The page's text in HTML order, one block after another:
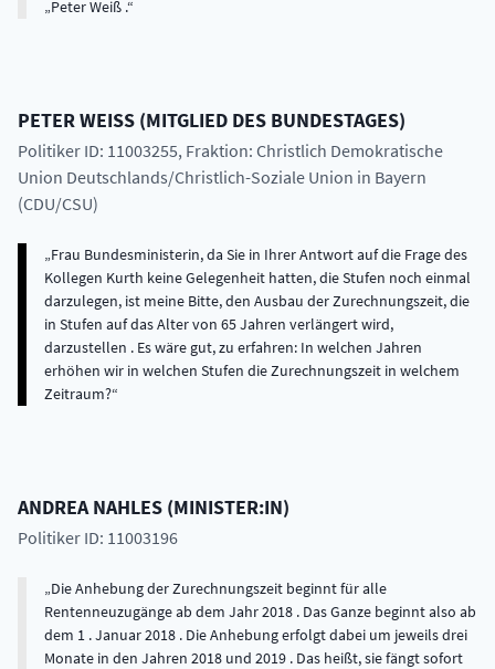
Peter Weiß .
PETERWEISS (MITGLIED DES BUNDESTAGES)
Politiker ID: 11003255, Fraktion: Christlich Demokratische
Union Deutschlands/Christlich-Soziale Union in Bayern
(CDU/CSU)
Frau Bundesministerin, da Sie in Ihrer Antwort auf die Frage des
Kollegen Kurth keine Gelegenheit hatten, die Stufen noch einmal
darzulegen, ist meine Bitte, den Ausbau der Zurechnungszeit, die
in Stufen auf das Alter von 65 Jahren verlängert wird,
darzustellen . Es wäre gut, zu erfahren: In welchen Jahren
erhöhen wir in welchen Stufen die Zurechnungszeit in welchem
Zeitraum?
ANDREA NAHLES (MINISTER:IN)
Politiker ID: 11003196
Die Anhebung der Zurechnungszeit beginnt für alle
Rentenneuzugänge ab dem Jahr 2018 . Das Ganze beginnt also ab
dem 1 . Januar 2018 . Die Anhebung erfolgt dabei um jeweils drei
Monate in den Jahren 2018 und 2019 . Das heißt, sie fängt sofort